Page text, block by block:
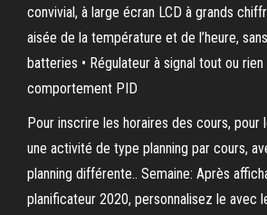
convivial, à large écran LCD à grands
aisée de la température et de l’heure,
batteries • Régulateur à signal tout ou
comportement PID
Pour inscrire les horaires des cours, pour
une activité de type planning par cours,
planning différente.. Semaine: Après
planificateur 2020, personnalisez le avec